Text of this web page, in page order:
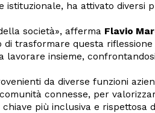
istituzionale, ha attivato diversi
società», afferma Flavio
trasformare questa
lavorare insieme,
da diverse funzioni
connesse, per
più inclusiva e rispettosa